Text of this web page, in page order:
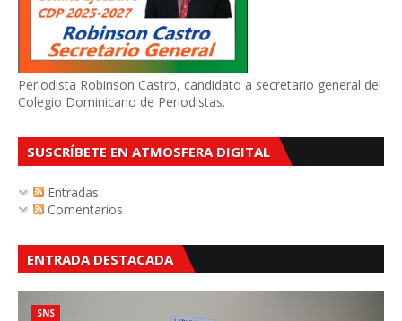
Periodista Robinson Castro, candidato a secretario general del
Colegio Dominicano de Periodistas.
SUSCRÍBETE EN ATMOSFERA DIGITAL
Entradas
Comentarios
ENTRADA DESTACADA
SNS